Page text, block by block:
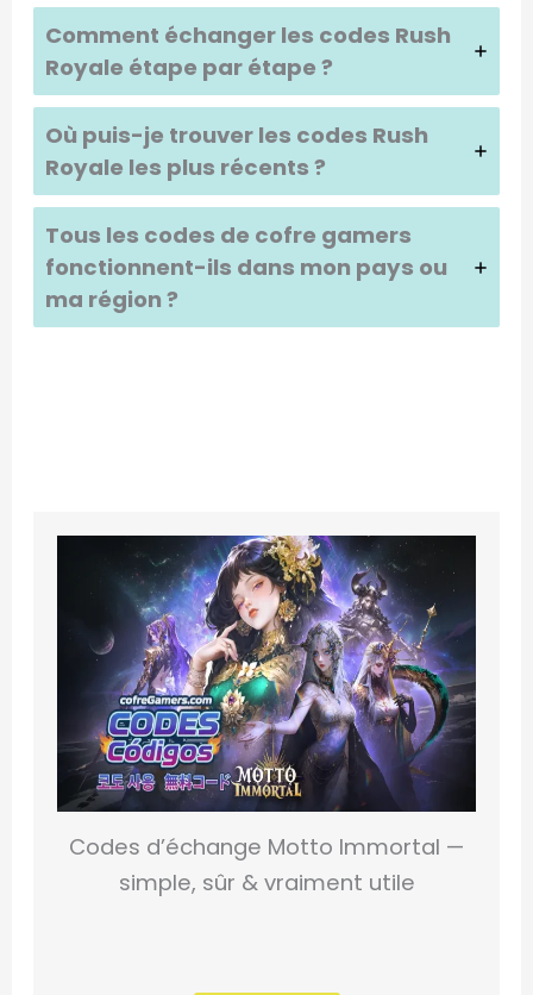
Comment échanger les codes Rush
Royale étape par étape ?
Où puis-je trouver les codes Rush
Royale les plus récents ?
Tous les codes de cofre gamers
fonctionnent-ils dans mon pays ou
ma région ?
Codes d’échange Motto Immortal —
simple, sûr & vraiment utile